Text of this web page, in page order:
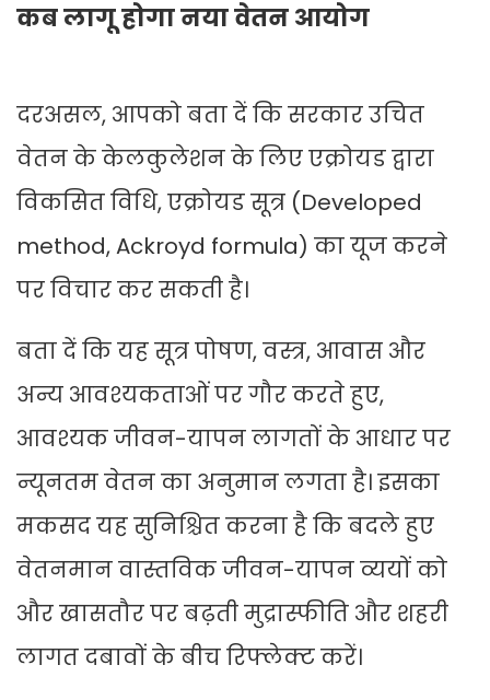
कब लागू होगा नया वेतन आयोग
दरअसल, आपको बता दें कि सरकार उचित
वेतन के केलकुलेशन के लिए एक्रोयड द्वारा
विकसित विधि, एक्रोयड सूत्र (Developed
method, Ackroyd formula) का यूज करने
पर विचार कर सकती है।
बता दें कि यह सूत्र पोषण, वस्त्र, आवास और
अन्य आवश्यकताओं पर गौर करते हुए,
आवश्यक जीवन-यापन लागतों के आधार पर
न्यूनतम वेतन का अनुमान लगता है। इसका
मकसद यह सुनिश्चित करना है कि बदले हुए
वेतनमान वास्तविक जीवन-यापन व्ययों को
और खासतौर पर बढ़ती मुद्रास्फीति और शहरी
लागत दबावों के बीच रिफ्लेक्ट करें।